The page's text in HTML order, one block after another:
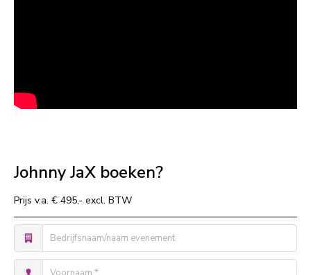
Johnny JaX boeken?
Prijs v.a. € 495,- excl. BTW